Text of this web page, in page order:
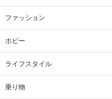
ファッション
ホビー
ライフスタイル
乗り物